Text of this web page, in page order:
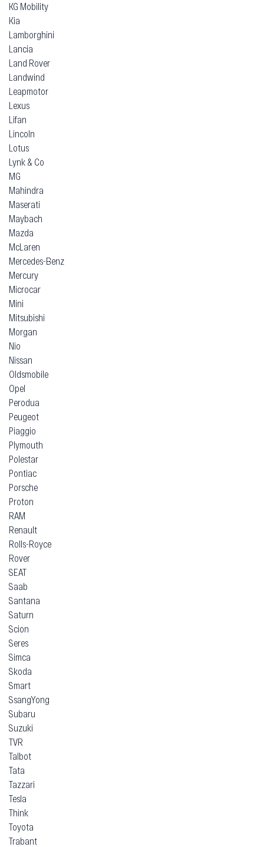
KG Mobility
Kia
Lamborghini
Lancia
Land Rover
Landwind
Leapmotor
Lexus
Lifan
Lincoln
Lotus
Lynk & Co
MG
Mahindra
Maserati
Maybach
Mazda
McLaren
Mercedes-Benz
Mercury
Microcar
Mini
Mitsubishi
Morgan
Nio
Nissan
Oldsmobile
Opel
Perodua
Peugeot
Piaggio
Plymouth
Polestar
Pontiac
Porsche
Proton
RAM
Renault
Rolls-Royce
Rover
SEAT
Saab
Santana
Saturn
Scion
Seres
Simca
Skoda
Smart
SsangYong
Subaru
Suzuki
TVR
Talbot
Tata
Tazzari
Tesla
Think
Toyota
Trabant